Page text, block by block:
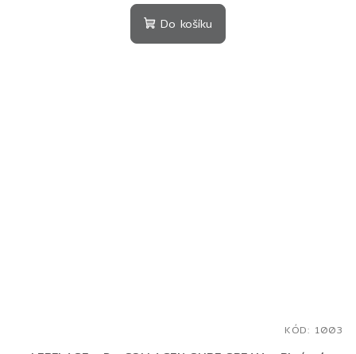
Do košíku
KÓD: 1003